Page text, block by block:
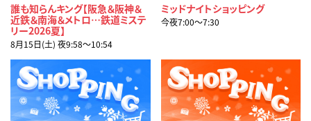
誰も知らんキング【阪急＆阪神＆
近鉄＆南海＆メトロ…鉄道ミステ
リー2026夏】
8月15日(土) 夜9:58〜10:54
ミッドナイトショッピング
今夜7:00〜7:30